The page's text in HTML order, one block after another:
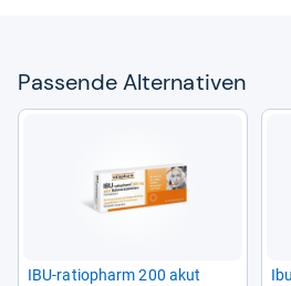
Pas­sende Alter­na­ti­ven
IBU-​ratio­pharm 200 akut